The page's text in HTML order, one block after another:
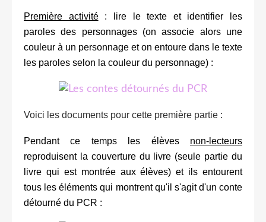
Première activité: lire le texte et identifier les
paroles des personnages (on associe alors une
couleur à un personnage et on entoure dans le texte
les paroles selon la couleur du personnage) :
Voici les documents pour cette première partie :
Pendant ce temps les élèves non-lecteurs
reproduisent la couverture du livre (seule partie du
livre qui est montrée aux élèves) et ils entourent
tous les éléments qui montrent qu'il s'agit d'un conte
détourné du PCR :